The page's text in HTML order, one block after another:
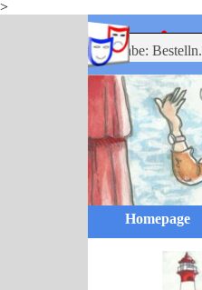
>
Direkt zum Seiteninhalt
- mein
Homepage